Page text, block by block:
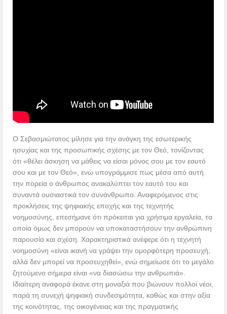
Ο Σεβασμιώτατος μίλησε για την ανάγκη της εσωτερικής
ησυχίας και της προσωπικής σχέσης με τον Θεό, τονίζοντας
ότι «θέλει άσκηση να μάθεις να είσαι μόνος σου με τον εαυτό
σου και με τον Θεό», ενώ υπογράμμισε πως μέσα από αυτή
την πορεία ο άνθρωπος ανακαλύπτει τον εαυτό του και
συναντά ουσιαστικά τον συνάνθρωπο. Αναφερόμενος στις
προκλήσεις της ψηφιακής εποχής και της τεχνητής
νοημοσύνης, επεσήμανε ότι πρόκειται για χρήσιμα εργαλεία, τα
οποία όμως δεν μπορούν να υποκαταστήσουν την ανθρώπινη
παρουσία και σχέση. Χαρακτηριστικά ανέφερε ότι η τεχνητή
νοημοσύνη «είναι ικανή να γράψει την ομορφότερη προσευχή,
αλλά δεν μπορεί να προσευχηθεί», ενώ σημείωσε ότι το μεγάλο
ζητούμενο σήμερα είναι «να διασώσω την ανθρωπιά».
Ιδιαίτερη αναφορά έκανε στη μοναξιά που βιώνουν πολλοί νέοι,
παρά τη συνεχή ψηφιακή συνδεσιμότητα, καθώς και στην αξία
της κοινότητας, της οικογένειας και της πραγματικής